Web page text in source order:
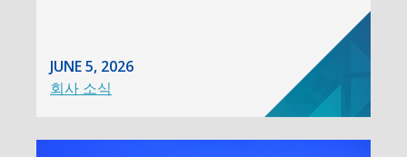
JUNE 5, 2026
회사 소식